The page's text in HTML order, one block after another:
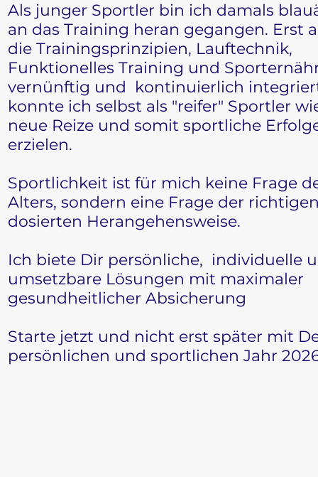
Als junger Sportler bin ich damals
an das Training heran gegangen. Erst
die Trainingsprinzipien, Lauftechnik,
Funktionelles Training und
vernünftig und kontinuierlich
konnte ich selbst als "reifer" Sportler
neue Reize und somit sportliche
erzielen.
Sportlichkeit ist für mich keine Frage
Alters, sondern eine Frage der
dosierten Herangehensweise.
Ich biete Dir persönliche, individuelle
umsetzbare Lösungen mit maximaler
gesundheitlicher Absicherung
Starte jetzt und nicht erst später mit
persönlichen und sportlichen Jahr